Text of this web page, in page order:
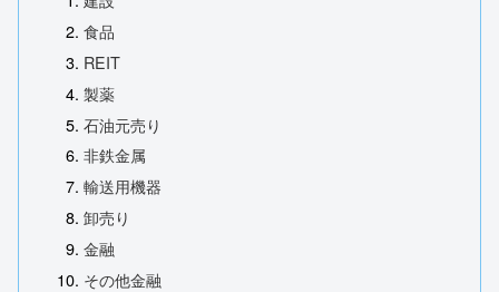
食品
REIT
製薬
石油元売り
非鉄金属
輸送用機器
卸売り
金融
その他金融